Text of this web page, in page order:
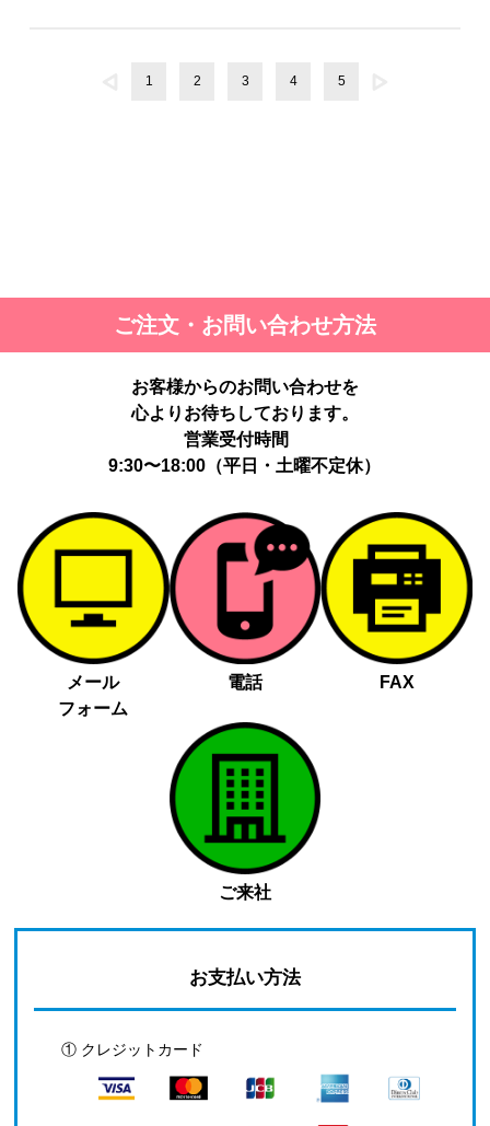
1 2 3 4 5
ご注文・お問い合わせ方法
お客様からのお問い合わせを
心よりお待ちしております。
営業受付時間
9:30〜18:00（平日・土曜不定休）
メール
フォーム
電話 FAX
ご来社
お支払い方法
① クレジットカード